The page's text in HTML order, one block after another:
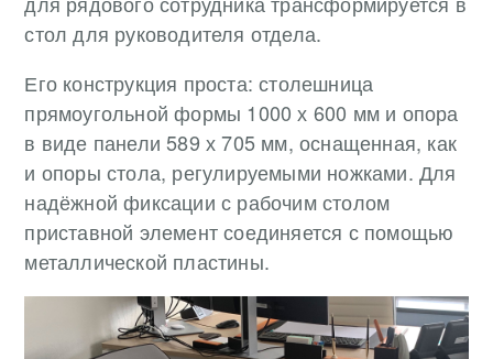
стол для руководителя отдела.
Его конструкция проста: столешница
прямоугольной формы 1000 х 600 мм и опора
в виде панели 589 х 705 мм, оснащенная, как
и опоры стола, регулируемыми ножками. Для
надёжной фиксации с рабочим столом
приставной элемент соединяется с помощью
металлической пластины.